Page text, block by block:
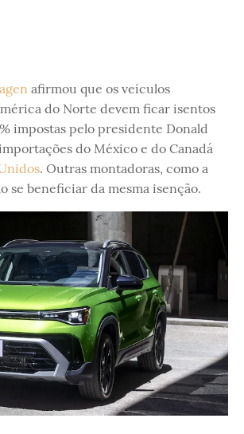
afirmou que os veículos
do Norte devem ficar isentos
impostas pelo presidente Donald
do México e do Canadá
. Outras montadoras, como a
se beneficiar da mesma isenção.